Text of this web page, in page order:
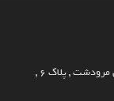
آدرس : تهران ، ضلع شمالی فلکه دوم صادقیه , خیابان مرودشت , پلاک ۶ ,